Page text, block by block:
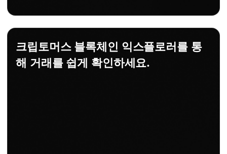
크립토머스 블록체인 익스플로러를 통
해 거래를 쉽게 확인하세요.